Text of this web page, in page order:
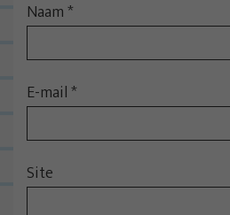
Naam*
E-mail*
Site